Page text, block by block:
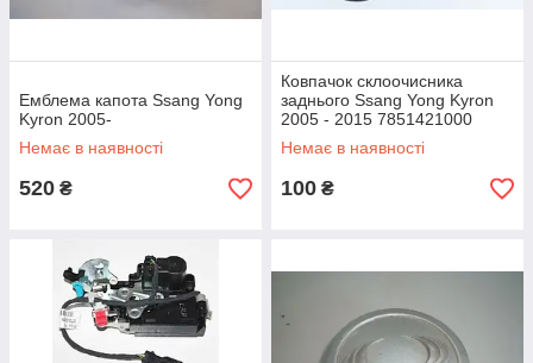
Емблема капота Ssang Yong
Kyron 2005-
Немає в наявності
520 ₴
Ковпачок склоочисника
заднього Ssang Yong Kyron
2005 - 2015 7851421000
Немає в наявності
100 ₴